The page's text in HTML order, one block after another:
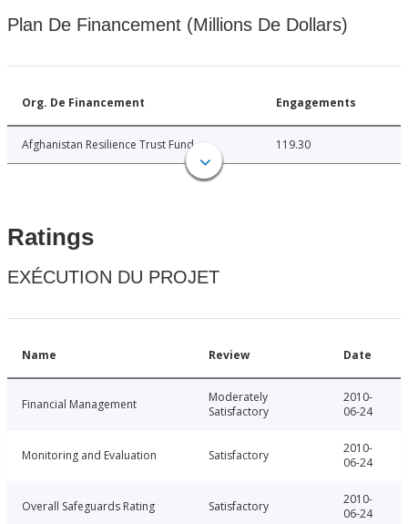
Plan De Financement (Millions De Dollars)
Org. De Financement Engagements
Afghanistan Resilience Trust Fund 119.30
Ratings
EXÉCUTION DU PROJET
Name Review Date
Financial Management
Moderately
Satisfactory
2010-
06-24
Monitoring and Evaluation Satisfactory
2010-
06-24
Overall Safeguards Rating Satisfactory
2010-
06-24